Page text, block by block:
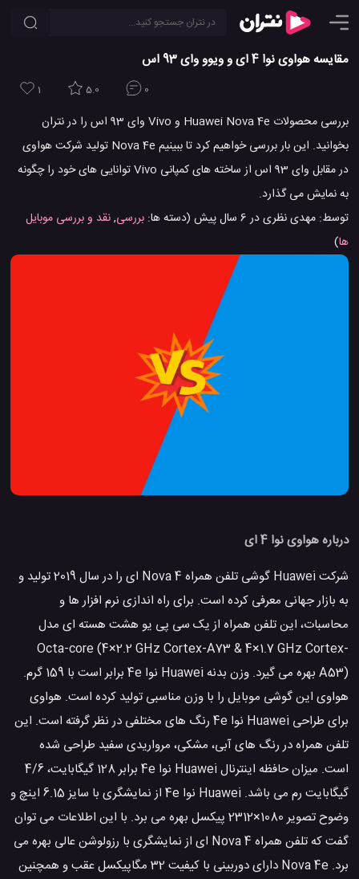
مقایسه هواوی نوا 4 ای و ویوو وای 93 اس
1 5.0 0
بررسی محصولات Huawei Nova 4e و Vivo وای 93 اس را در نتران
بخوانید. این بار بررسی خواهیم کرد تا ببینیم Nova 4e تولید شرکت هواوی
در مقابل وای 93 اس از ساخته های کمپانی Vivo توانایی های خود را چگونه
به نمایش می گذارد.
توسط: مهدی نظریدر6 سال پیش (دسته ها: بررسی,نقد و بررسی موبایل
ها)
درباره هواوی نوا 4 ای
شرکت Huawei گوشی تلفن همراه Nova 4 ای را در سال 2019 تولید و
به بازار جهانی معرفی کرده است. برای راه اندازی نرم افزار ها و
محاسبات، این تلفن همراه از یک سی پی یو هشت هسته ای مدل
Octa-core (4×2.2 GHz Cortex-A73 & 4×1.7 GHz Cortex-
A53) بهره می گیرد. وزن بدنه Huawei نوا 4e برابر است با 159 گرم.
هواوی این گوشی موبایل را با وزن مناسبی تولید کرده است. هواوی
برای طراحی Huawei نوا 4e رنگ های مختلفی در نظر گرفته است. این
تلفن همراه در رنگ های آبی، مشکی، مرواریدی سفید طراحی شده
است. میزان حافظه اینترنال Huawei نوا 4e برابر 128 گیگابایت، 4/6
گیگابایت رم می باشد. Huawei نوا 4e از نمایشگری با سایز 6.15 اینچ و
وضوح تصویر 1080×2312 پیکسل بهره می برد. با این اطلاعات می توان
گفت که تلفن همراه Nova 4 ای از نمایشگری با رزولوشن عالی بهره می
برد. Nova 4e دارای دوربینی با کیفیت 32 مگاپیکسل عقب و همچنین